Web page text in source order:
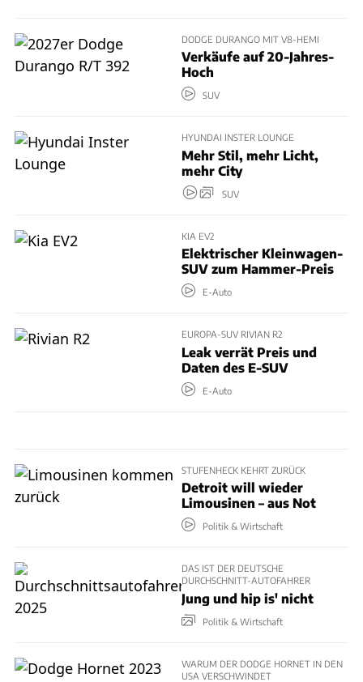
DODGE DURANGO MIT V8-HEMI
Verkäufe auf 20-Jahres-
Hoch
SUV
HYUNDAI INSTER LOUNGE
Mehr Stil, mehr Licht,
mehr City
SUV
KIA EV2
Elektrischer Kleinwagen-
SUV zum Hammer-Preis
E-Auto
EUROPA-SUV RIVIAN R2
Leak verrät Preis und
Daten des E-SUV
E-Auto
STUFENHECK KEHRT ZURÜCK
Detroit will wieder
Limousinen – aus Not
Politik & Wirtschaft
DAS IST DER DEUTSCHE
DURCHSCHNITT-AUTOFAHRER
Jung und hip is' nicht
Politik & Wirtschaft
WARUM DER DODGE HORNET IN DEN
USA VERSCHWINDET